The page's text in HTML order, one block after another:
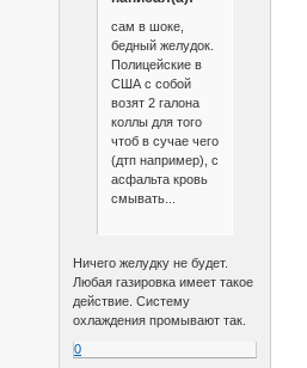
сам в шоке,
бедный желудок.
Полицейские в
США с собой
возят 2 галона
коллы для того
чтоб в сучае чего
(дтп например), с
асфальта кровь
смывать...
Ничего желудку не будет.
Любая газировка имеет такое
действие. Систему
охлаждения промывают так.
0